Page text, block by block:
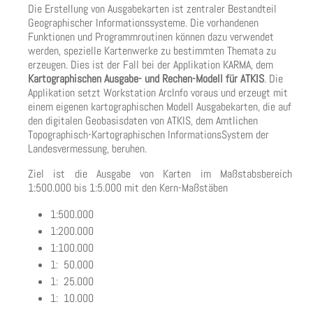
Die Erstellung von Ausgabekarten ist zentraler Bestandteil
Geographischer Informationssysteme. Die vorhandenen
Funktionen und Programmroutinen können dazu verwendet
werden, spezielle Kartenwerke zu bestimmten Themata zu
erzeugen. Dies ist der Fall bei der Applikation KARMA, dem
Kartographischen Ausgabe- und Rechen-Modell für ATKIS. Die
Applikation setzt Workstation ArcInfo voraus und erzeugt mit
einem eigenen kartographischen Modell Ausgabekarten, die auf
den digitalen Geobasisdaten von ATKIS, dem Amtlichen
Topographisch-Kartographischen InformationsSystem der
Landesvermessung, beruhen.
Ziel ist die Ausgabe von Karten im Maßstabsbereich
1:500.000 bis 1:5.000 mit den Kern-Maßstäben
1:500.000
1:200.000
1:100.000
1: 50.000
1: 25.000
1: 10.000